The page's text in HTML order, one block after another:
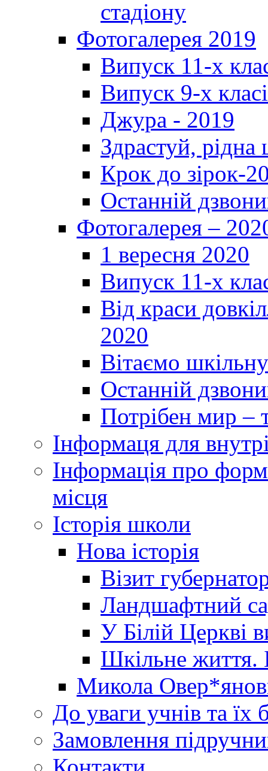
стадіону
Фотогалерея 2019
Випуск 11-х
Випуск 9-х
Джура - 2019
Здрастуй,
Крок до зірок-
Останній
Фотогалерея –
1 вересня 2020
Випуск 11-х
Від краси
2020
Вітаємо
Останній
Потрібен мир –
Інформаця для
Інформація про
місця
Історія школи
Нова історія
Візит
Ландшафтний
У Білій Церкві
Шкільне життя.
Микола
До уваги учнів та їх
Замовлення